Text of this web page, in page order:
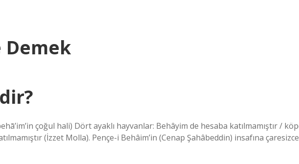
Demek
(İzzet Molla). Pençe-i Behâim’in (Cenap Şahâbeddin) insafına çaresizce